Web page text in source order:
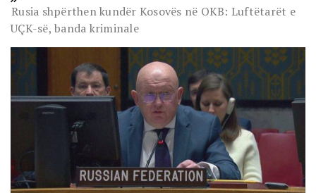
Rusia shpërthen kundër Kosovës në OKB: Luftëtarët e
UÇK-së, banda kriminale